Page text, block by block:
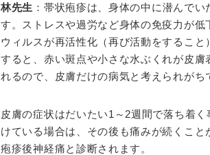
林先生 ：帯状疱疹は、身体の中に潜んで
す。ストレスや過労など身体の免疫力が
ウィルスが再活性化（再び活動をするこ
すると、赤い斑点や小さな水ぶくれが皮
れるので、皮膚だけの病気と考えられがち
皮膚の症状はだいたい1～2週間で落ち着
けている場合は、その後も痛みが続くこ
疱疹後神経痛と診断されます。